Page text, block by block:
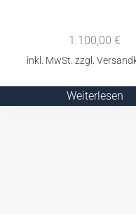
1.100,00 €
Weiterlesen